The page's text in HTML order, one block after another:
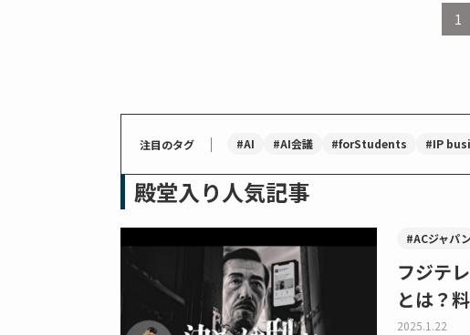
1
注目のタグ ｜ #AI #AI会議 #forStudents #IP
殿堂入り人気記事
#ACジャパ
フジテ
とは？
2025.1.22